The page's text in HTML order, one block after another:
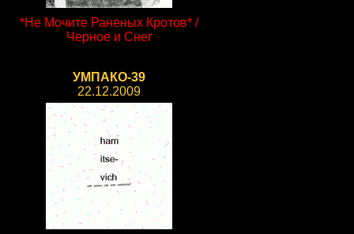
*Не Мочите Раненых Кротов* /
Черное и Снег
УМПАКО-39
22.12.2009